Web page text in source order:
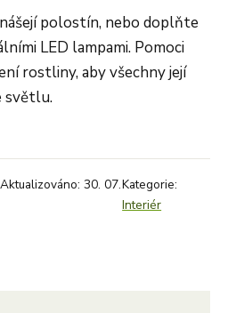
polostín, nebo doplňte
LED lampami. Pomoci
rostliny, aby všechny její
světlu.
30. 07.Kategorie:
Interiér